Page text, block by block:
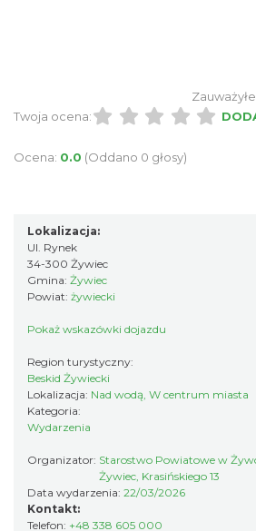
Dotknij Tradycji - lato w
Brenna
Spotkanie z Utopcem na
Brenna
XXXVI Dożynki Ekumeniczne
Twoja ocena:
Ocena: 0.0 (Oddano 0 głosy)
Lokalizacja:
Ul. Rynek
34-300 Żywiec
Gmina: Żywiec
Powiat: żywiecki
Pokaż wskazówki dojazdu
Region turystyczny:
Beskid Żywiecki
Lokalizacja: Nad wodą, W centrum miasta
Kategoria:
Wydarzenia
Organizator: Starostwo Powiatowe w
Żywiec, Krasińskiego 13
Data wydarzenia: 22/03/2026
Kontakt:
Telefon: +48 338 605 000